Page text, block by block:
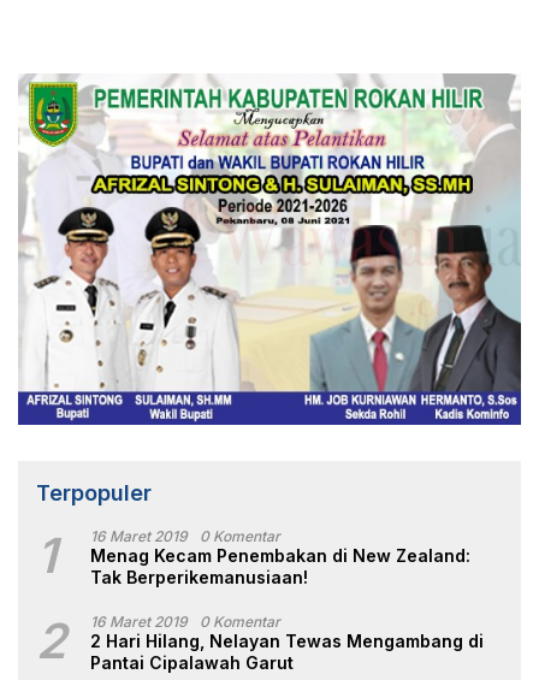
Terpopuler
1 16 Maret 2019 0 Komentar
Menag Kecam Penembakan di New Zealand:
Tak Berperikemanusiaan!
2 16 Maret 2019 0 Komentar
2 Hari Hilang, Nelayan Tewas Mengambang di
Pantai Cipalawah Garut